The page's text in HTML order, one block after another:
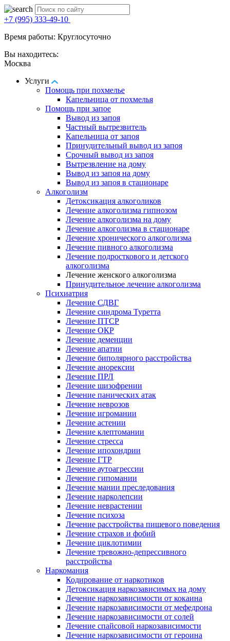
+7 (995) 333-49-10
Время работы: Круглосуточно
Вы находитесь:
Москва
Услуги
Помощь при похмелье
Капельница от похмелья
Помощь при запое
Вывод из запоя
Частный вытрезвитель
Капельница от запоя
Принудительный вывод из запоя
Срочный вывод из запоя
Вытрезвление на дому
Вывод из запоя на дому
Вывод из запоя в стационаре
Алкоголизм
Детоксикация алкоголиков
Лечение алкоголизма гипнозом
Лечение алкоголизма на дому
Лечение алкоголизма в стационаре
Лечение хронического алкоголизма
Лечение пивного алкоголизма
Лечение подросткового и детского
алкоголизма
Лечение женского алкоголизма
Принудительное лечение алкоголизма
Психиатрия
Лечение СДВГ
Лечение синдрома Туретта
Лечение ПТСР
Лечение ОКР
Лечение деменции
Лечение апатии
Лечение биполярного расстройства
Лечение анорексии
Лечение ПРЛ
Лечение шизофрении
Лечение панических атак
Лечение неврозов
Лечение игромании
Лечение астении
Лечение клептомании
Лечение стресса
Лечение ипохондрии
Лечение ГТР
Лечение аутоагрессии
Лечение гипомании
Лечение мании преследования
Лечение нарколепсии
Лечение неврастении
Лечение психоза
Лечение расстройства пищевого поведения
Лечение страхов и фобий
Лечение циклотимии
Лечение тревожно-депрессивного
расстройства
Наркомания
Кодирование от наркотиков
Детоксикация наркозависимых на дому
Лечение наркозависимости от кокаина
Лечение наркозависимости от мефедрона
Лечение наркозависимости от солей
Лечение спайсовой наркозависимости
Лечение наркозависимости от героина